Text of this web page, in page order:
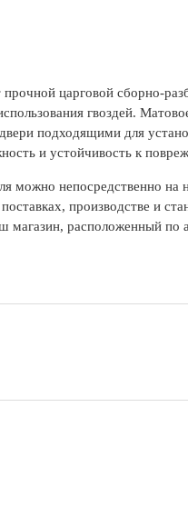
царговой сборно-
гвоздей.
подходящими для
и устойчивость к
можно непосредственно на
производстве и
магазин, расположенный по